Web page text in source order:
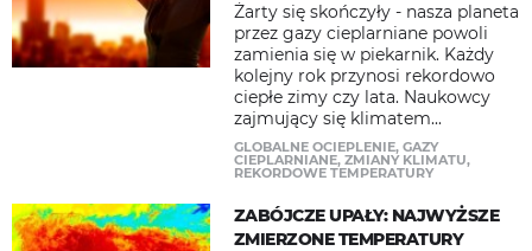
Żarty się skończyły - nasza planeta
przez gazy cieplarniane powoli
zamienia się w piekarnik. Każdy
kolejny rok przynosi rekordowo
ciepłe zimy czy lata. Naukowcy
zajmujący się klimatem...
GLOBALNE OCIEPLENIE, GAZY
CIEPLARNIANE, ZMIANY KLIMATU,
REKORDOWE TEMPERATURY
ZABÓJCZE UPAŁY: NAJWYŻSZE
ZMIERZONE TEMPERATURY